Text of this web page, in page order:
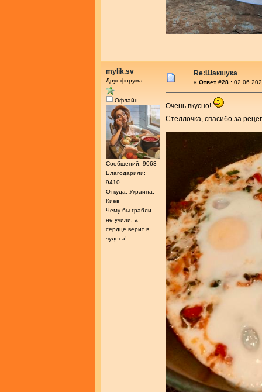
mylik.sv
Друг форума
Офлайн
Сообщений: 9063
Благодарили:
9410
Откуда: Украина,
Киев
Чему бы грабли
не учили, а
сердце верит в
чудеса!
Re:Шакшука
« Ответ #28 :
Очень вкусно!
Стеллочка, спасибо за